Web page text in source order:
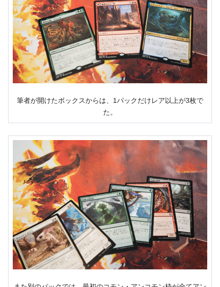
筆者が開けたボックスからは、1パックだけレア以上が3枚で
た。